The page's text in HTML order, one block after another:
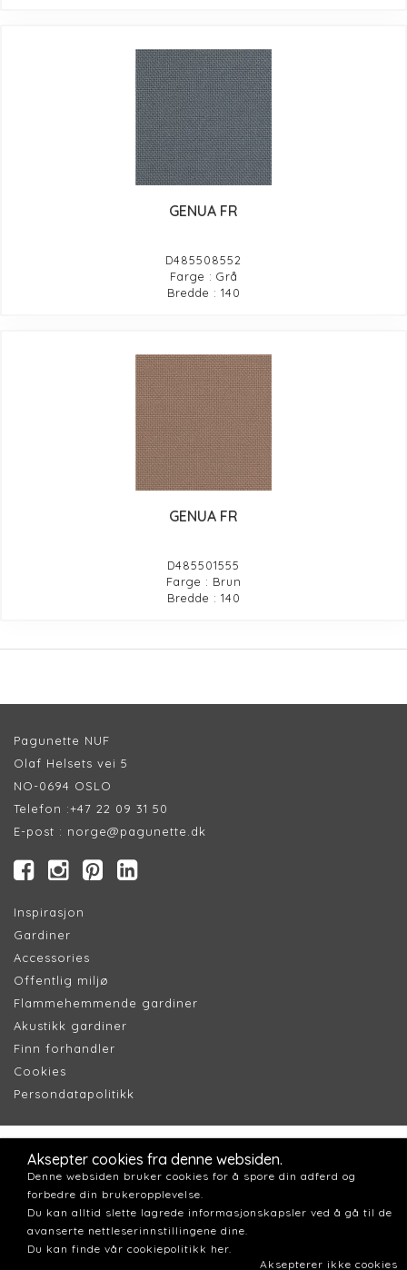
GENUA FR
D485508552
Farge : Grå
Bredde : 140
GENUA FR
D485501555
Farge : Brun
Bredde : 140
Pagunette NUF
Olaf Helsets vei 5
NO-0694 OSLO
Telefon :+47 22 09 31 50
E-post : norge@pagunette.dk
Inspirasjon
Gardiner
Accessories
Offentlig miljø
Flammehemmende gardiner
Akustikk gardiner
Finn forhandler
Cookies
Persondatapolitikk
Aksepter cookies fra denne websiden.
Denne websiden bruker cookies for å spore din adferd og
forbedre din brukeropplevelse.
Du kan alltid slette lagrede informasjonskapsler ved å gå til de
avanserte nettleserinnstillingene dine.
Du kan finde vår cookiepolitikk her.
Aksepterer ikke cookies